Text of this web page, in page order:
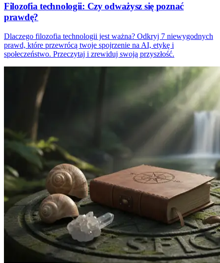
Filozofia technologii: Czy odważysz się poznać
prawdę?
Dlaczego filozofia technologii jest ważna? Odkryj 7 niewygodnych
prawd, które przewrócą twoje spojrzenie na AI, etykę i
społeczeństwo. Przeczytaj i zrewiduj swoją przyszłość.